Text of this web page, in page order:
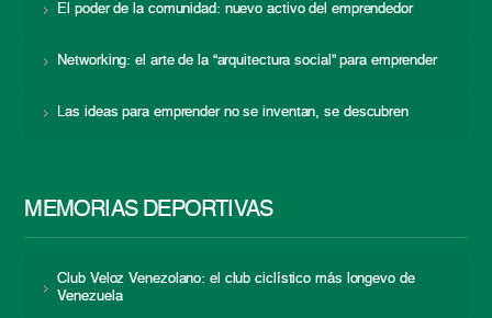
El poder de la comunidad: nuevo activo del emprendedor
Networking: el arte de la “arquitectura social” para emprender
Las ideas para emprender no se inventan, se descubren
MEMORIAS DEPORTIVAS
Club Veloz Venezolano: el club ciclístico más longevo de
Venezuela